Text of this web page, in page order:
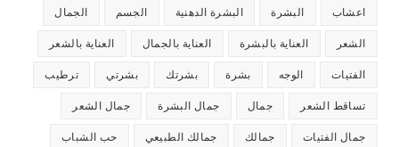
اعشاب البشرة البشرة الدهنية الجسم الجمال
الشعر العناية بالبشرة العناية بالجمال العناية بالشعر
الفتيات الوجه بشرة بشرتك بشرتي ترطيب
تساقط الشعر جمال جمال البشرة جمال الشعر
جمال الفتيات جمالك جمالك الطبيعي حب الشباب